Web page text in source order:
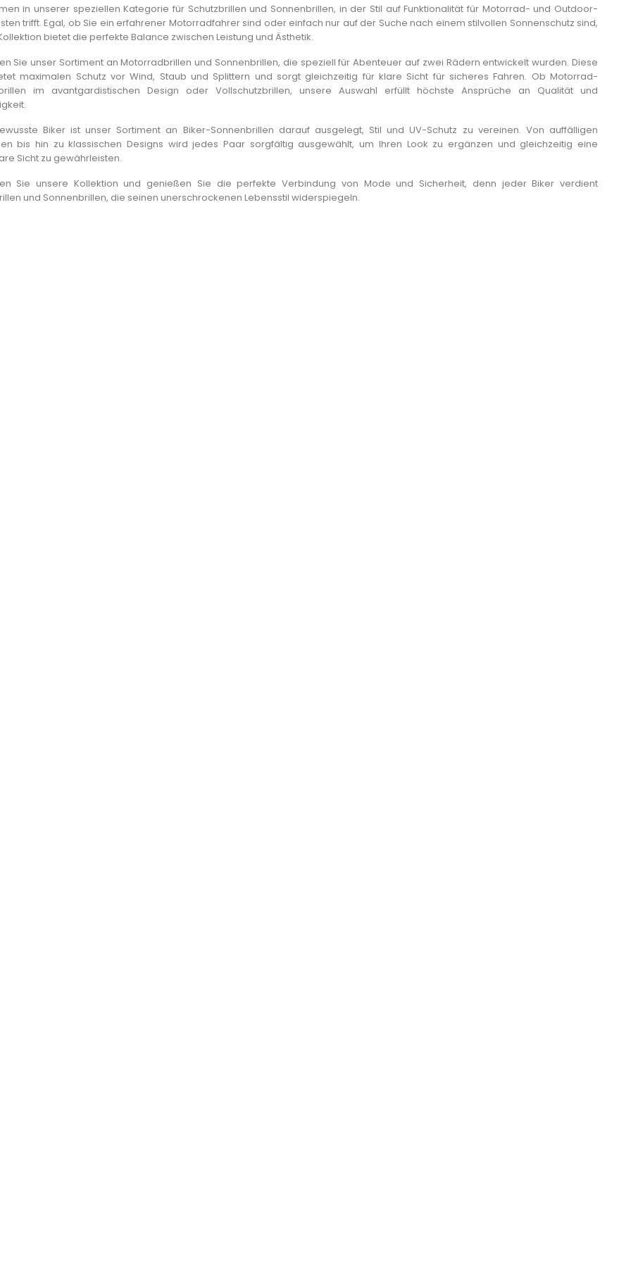
zu den
Sie, warum...
Vergleich 2026 in...
Artikel lesen
Ausrüstung bestimmt...
Artikel lesen
Motorrad-
subventioniert?
in unserer speziellen Kategorie für Schutzbrillen und Sonnenbrillen, in der Stil auf Funktionalität für Motorrad- und Outdoor-
trifft. Egal, ob Sie ein erfahrener Motorradfahrer sind oder einfach nur auf der Suche nach einem stilvollen Sonnenschutz sind,
bietet die perfekte Balance zwischen Leistung und Ästhetik.
Sie unser Sortiment an Motorradbrillen und Sonnenbrillen, die speziell für Abenteuer auf zwei Rädern entwickelt wurden. Diese
maximalen Schutz vor Wind, Staub und Splittern und sorgt gleichzeitig für klare Sicht für sicheres Fahren. Ob Motorrad-
im avantgardistischen Design oder Vollschutzbrillen, unsere Auswahl erfüllt höchste Ansprüche an Qualität und
Biker ist unser Sortiment an Biker-Sonnenbrillen darauf ausgelegt, Stil und UV-Schutz zu vereinen. Von auffälligen
bis hin zu klassischen Designs wird jedes Paar sorgfältig ausgewählt, um Ihren Look zu ergänzen und gleichzeitig eine
Sicht zu gewährleisten.
Sie unsere Kollektion und genießen Sie die perfekte Verbindung von Mode und Sicherheit, denn jeder Biker verdient
und Sonnenbrillen, die seinen unerschrockenen Lebensstil widerspiegeln.